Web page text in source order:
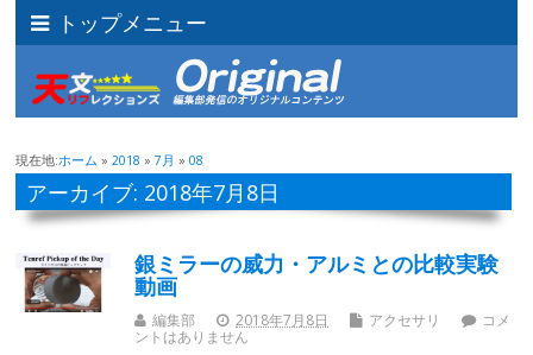
トップメニュー
現在地:ホーム »2018 »7月 »08
アーカイブ: 2018年7月8日
銀ミラーの威力・アルミとの比較実験
動画
編集部 2018年7月8日 アクセサリ
コメ
ントはありません